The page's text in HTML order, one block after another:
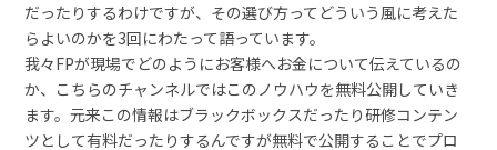
だったりするわけですが、その選び方ってどういう風に考えた
らよいのかを3回にわたって語っています。
我々FPが現場でどのようにお客様へお金について伝えているの
か、こちらのチャンネルではこのノウハウを無料公開していき
ます。元来この情報はブラックボックスだったり研修コンテン
ツとして有料だったりするんですが無料で公開することでプロ